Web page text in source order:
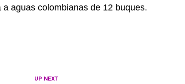
a aguas colombianas de 12 buques.
UP NEXT